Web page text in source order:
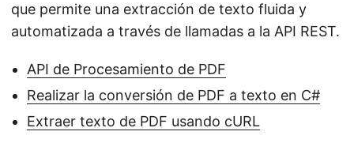
que permite una extracción de texto fluida y
automatizada a través de llamadas a la API REST.
API de Procesamiento de PDF
Realizar la conversión de PDF a texto en C#
Extraer texto de PDF usando cURL